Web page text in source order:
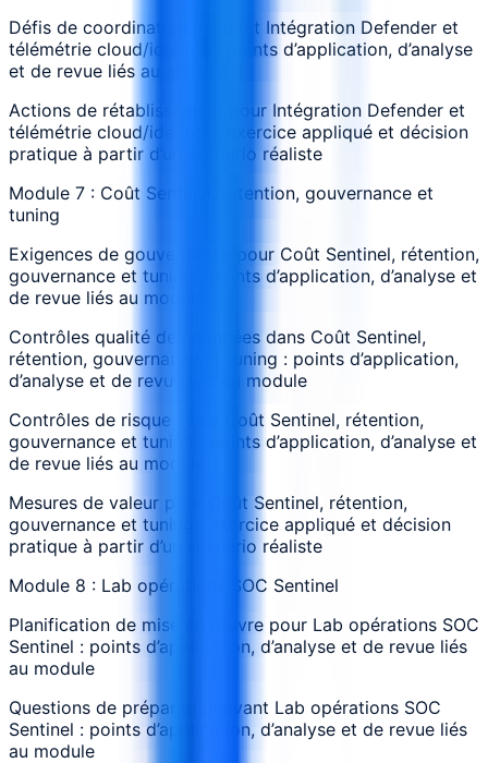
Défis de coordination pendant Intégration Defender et
télémétrie cloud/identité : points d’application, d’analyse
et de revue liés au module
Actions de rétablissement pour Intégration Defender et
télémétrie cloud/identité : exercice appliqué et décision
pratique à partir d’un scénario réaliste
Module 7 : Coût Sentinel, rétention, gouvernance et
tuning
Exigences de gouvernance pour Coût Sentinel, rétention,
gouvernance et tuning : points d’application, d’analyse et
de revue liés au module
Contrôles qualité des données dans Coût Sentinel,
rétention, gouvernance et tuning : points d’application,
d’analyse et de revue liés au module
Contrôles de risque liés à Coût Sentinel, rétention,
gouvernance et tuning : points d’application, d’analyse et
de revue liés au module
Mesures de valeur pour Coût Sentinel, rétention,
gouvernance et tuning : exercice appliqué et décision
pratique à partir d’un scénario réaliste
Module 8 : Lab opérations SOC Sentinel
Planification de mise en œuvre pour Lab opérations SOC
Sentinel : points d’application, d’analyse et de revue liés
au module
Questions de préparation avant Lab opérations SOC
Sentinel : points d’application, d’analyse et de revue liés
au module